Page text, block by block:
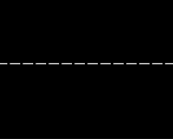
ーーーーーーーーーーー